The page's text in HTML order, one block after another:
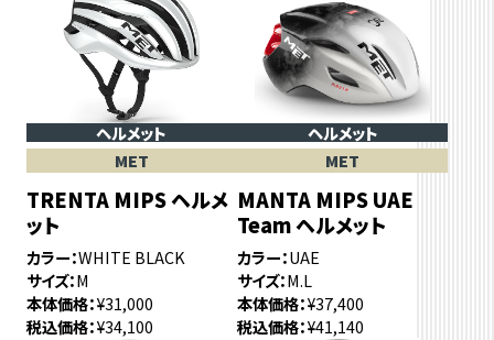
ヘルメット
MET
TRENTA MIPS ヘルメ
ット
カラー WHITE BLACK
サイズ M
本体価格 ¥31,000
税込価格 ¥34,100
ヘルメット
MET
MANTA MIPS UAE
Team ヘルメット
カラー UAE
サイズ M.L
本体価格 ¥37,400
税込価格 ¥41,140